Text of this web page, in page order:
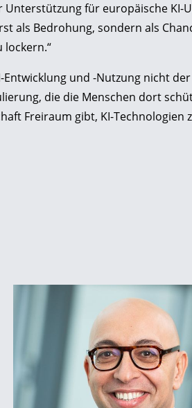
für europäische KI-
als Bedrohung, sondern als
lockern.“
und -Nutzung nicht
die die Menschen dort
Freiraum gibt, KI-Technologien